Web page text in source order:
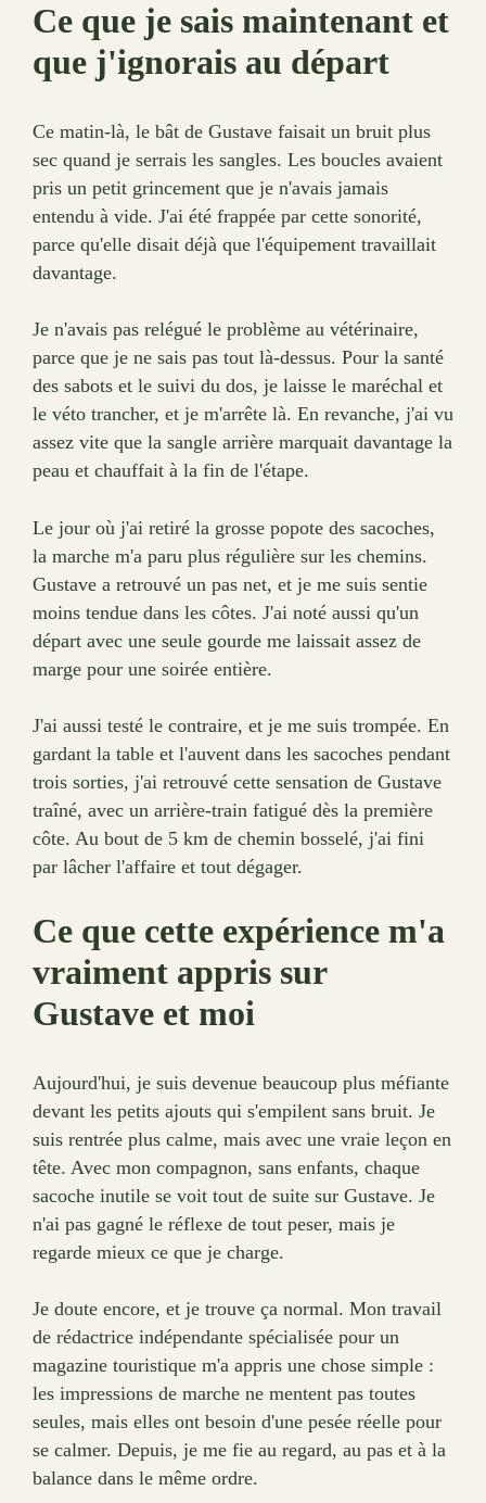
Ce que je sais maintenant et
que j'ignorais au départ
Ce matin-là, le bât de Gustave faisait un bruit plus
sec quand je serrais les sangles. Les boucles avaient
pris un petit grincement que je n'avais jamais
entendu à vide. J'ai été frappée par cette sonorité,
parce qu'elle disait déjà que l'équipement travaillait
davantage.
Je n'avais pas relégué le problème au vétérinaire,
parce que je ne sais pas tout là-dessus. Pour la santé
des sabots et le suivi du dos, je laisse le maréchal et
le véto trancher, et je m'arrête là. En revanche, j'ai vu
assez vite que la sangle arrière marquait davantage la
peau et chauffait à la fin de l'étape.
Le jour où j'ai retiré la grosse popote des sacoches,
la marche m'a paru plus régulière sur les chemins.
Gustave a retrouvé un pas net, et je me suis sentie
moins tendue dans les côtes. J'ai noté aussi qu'un
départ avec une seule gourde me laissait assez de
marge pour une soirée entière.
J'ai aussi testé le contraire, et je me suis trompée. En
gardant la table et l'auvent dans les sacoches pendant
trois sorties, j'ai retrouvé cette sensation de Gustave
traîné, avec un arrière-train fatigué dès la première
côte. Au bout de 5 km de chemin bosselé, j'ai fini
par lâcher l'affaire et tout dégager.
Ce que cette expérience m'a
vraiment appris sur
Gustave et moi
Aujourd'hui, je suis devenue beaucoup plus méfiante
devant les petits ajouts qui s'empilent sans bruit. Je
suis rentrée plus calme, mais avec une vraie leçon en
tête. Avec mon compagnon, sans enfants, chaque
sacoche inutile se voit tout de suite sur Gustave. Je
n'ai pas gagné le réflexe de tout peser, mais je
regarde mieux ce que je charge.
Je doute encore, et je trouve ça normal. Mon travail
de rédactrice indépendante spécialisée pour un
magazine touristique m'a appris une chose simple :
les impressions de marche ne mentent pas toutes
seules, mais elles ont besoin d'une pesée réelle pour
se calmer. Depuis, je me fie au regard, au pas et à la
balance dans le même ordre.